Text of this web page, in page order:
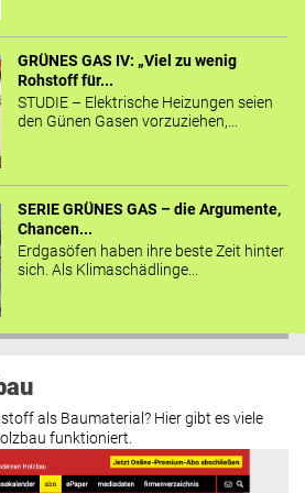
GRÜNES GAS IV: „Viel zu wenig
Rohstoff für...
STUDIE – Elektrische Heizungen seien
den Günen Gasen vorzuziehen,...
SERIE GRÜNES GAS – die Argumente,
Chancen...
Erdgasöfen haben ihre beste Zeit hinter
sich. Als Klimaschädlinge...
als Baumaterial? Hier gibt es viele
funktioniert.